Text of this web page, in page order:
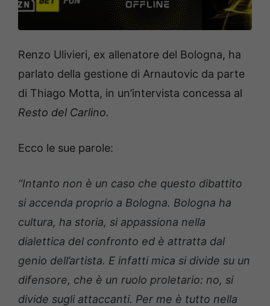
Renzo Ulivieri, ex allenatore del Bologna, ha
parlato della gestione di Arnautovic da parte
di Thiago Motta, in un’intervista concessa al
Resto del Carlino.
Ecco le sue parole:
“Intanto non è un caso che questo dibattito
si accenda proprio a Bologna. Bologna ha
cultura, ha storia, si appassiona nella
dialettica del confronto ed è attratta dal
genio dell’artista. E infatti mica si divide su un
difensore, che è un ruolo proletario: no, si
divide sugli attaccanti. Per me è tutto nella